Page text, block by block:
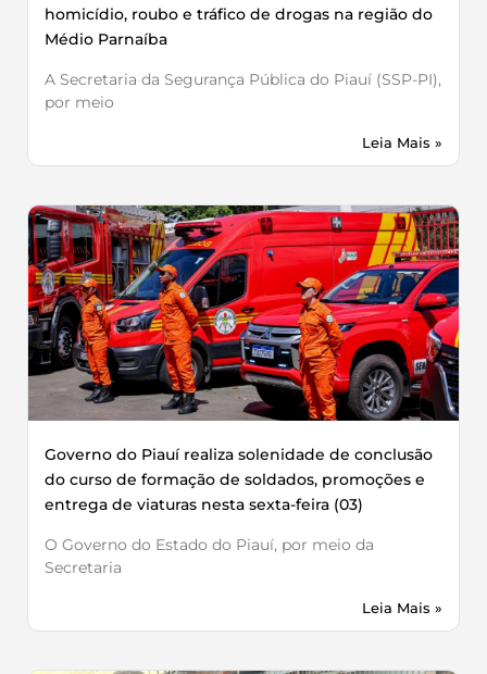
homicídio, roubo e tráfico de drogas na região do
Médio Parnaíba
A Secretaria da Segurança Pública do Piauí (SSP-PI),
por meio
Leia Mais »
Governo do Piauí realiza solenidade de conclusão
do curso de formação de soldados, promoções e
entrega de viaturas nesta sexta-feira (03)
O Governo do Estado do Piauí, por meio da
Secretaria
Leia Mais »